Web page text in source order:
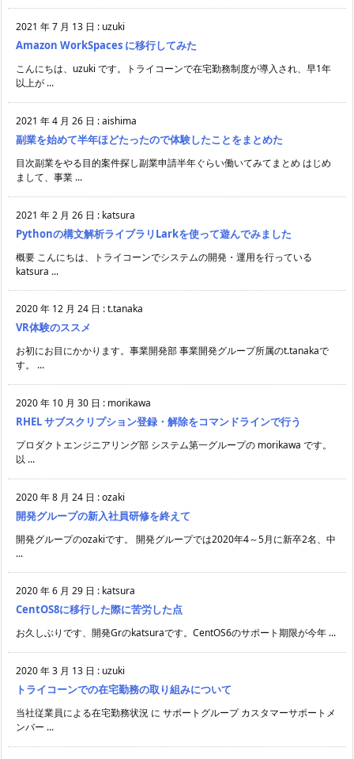
2021 年 7 月 13 日 : uzuki
Amazon WorkSpaces に移行してみた
こんにちは、uzuki です。トライコーンで在宅勤務制度が導入され、早1年
以上が ...
2021 年 4 月 26 日 :aishima
副業を始めて半年ほどたったので体験したことをまとめた
目次副業をやる目的案件探し副業申請半年ぐらい働いてみてまとめ はじめ
まして、事業 ...
2021 年 2 月 26 日 : katsura
Pythonの構文解析ライブラリLarkを使って遊んでみました
概要 こんにちは、トライコーンでシステムの開発・運用を行っている
katsura ...
2020 年 12 月 24 日 :t.tanaka
VR体験のススメ
お初にお目にかかります。事業開発部 事業開発グループ所属のt.tanakaで
す。 ...
2020 年 10 月 30 日 : morikawa
RHEL サブスクリプション登録・解除をコマンドラインで行う
プロダクトエンジニアリング部 システム第一グループの morikawa です。
以 ...
2020 年 8 月 24 日 :ozaki
開発グループの新入社員研修を終えて
開発グループのozakiです。 開発グループでは2020年4～5月に新卒2名、中
...
2020 年 6 月 29 日 : katsura
CentOS8に移行した際に苦労した点
お久しぶりです、開発Grのkatsuraです。CentOS6のサポート期限が今年 ...
2020 年 3 月 13 日 : uzuki
トライコーンでの在宅勤務の取り組みについて
当社従業員による在宅勤務状況 に サポートグループ カスタマーサポートメ
ンバー ...